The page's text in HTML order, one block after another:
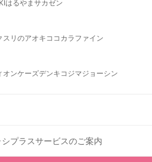
はるやま サカゼン
スリのアオキココカラファイン
オンケーズデンキ コジマジョーシン
プラスサービスのご案内